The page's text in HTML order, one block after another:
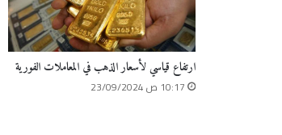
ارتفاع قياسي لأسعار الذهب في المعاملات الفورية
10:17 ص 23/09/2024